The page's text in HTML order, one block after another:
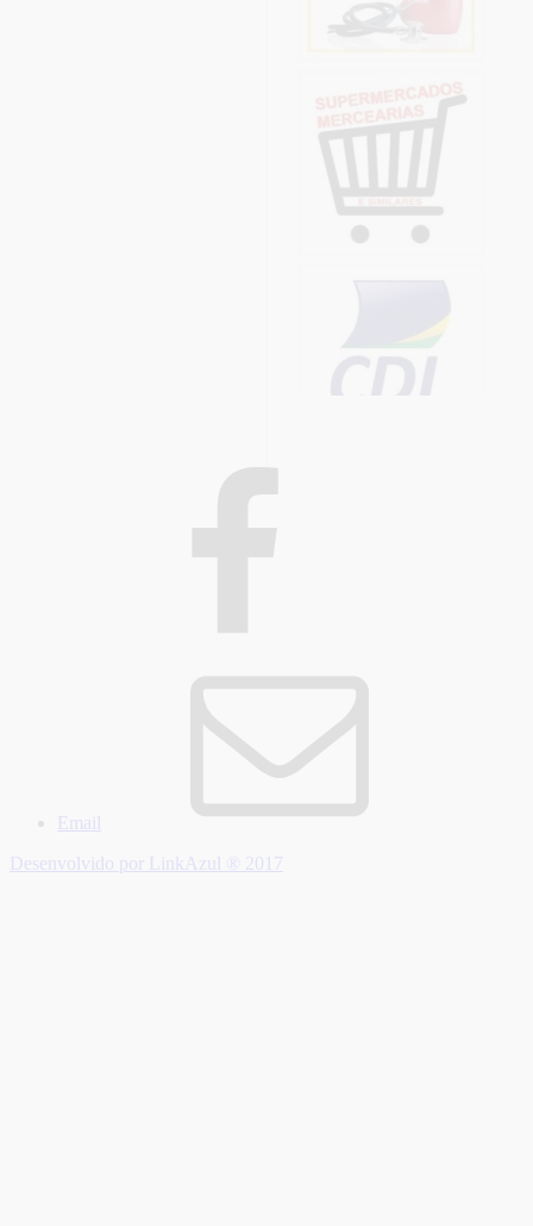
Email
Desenvolvido por LinkAzul ® 2017